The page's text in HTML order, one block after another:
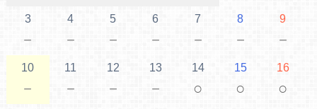
3
－
4
－
5
－
6
－
7
－
8
－
9
－
10
－
11
－
12
－
13
－
14
○
15
○
16
○